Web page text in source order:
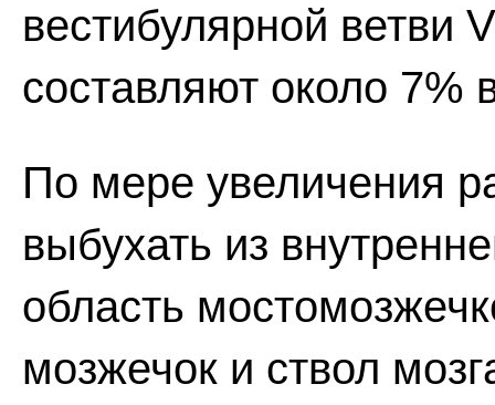
вестибулярной ветви
составляют около 7%
По мере увеличения
выбухать из
область
мозжечок и ствол